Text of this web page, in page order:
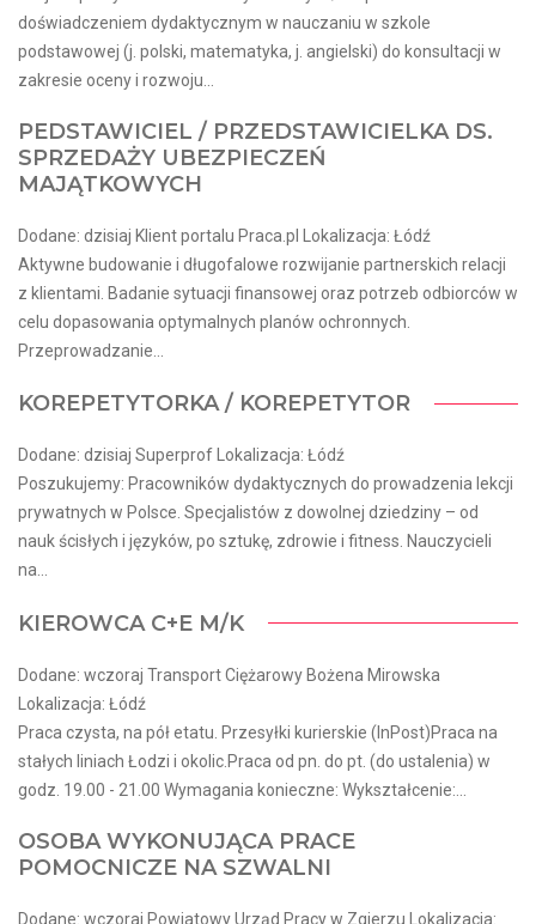
doświadczeniem dydaktycznym w nauczaniu w szkole
podstawowej (j. polski, matematyka, j. angielski) do konsultacji w
zakresie oceny i rozwoju...
PEDSTAWICIEL / PRZEDSTAWICIELKA DS.
SPRZEDAŻY UBEZPIECZEŃ
MAJĄTKOWYCH
Dodane: dzisiaj Klient portalu Praca.pl Lokalizacja: Łódź
Aktywne budowanie i długofalowe rozwijanie partnerskich relacji
z klientami. Badanie sytuacji finansowej oraz potrzeb odbiorców w
celu dopasowania optymalnych planów ochronnych.
Przeprowadzanie...
KOREPETYTORKA / KOREPETYTOR
Dodane: dzisiaj Superprof Lokalizacja: Łódź
Poszukujemy: Pracowników dydaktycznych do prowadzenia lekcji
prywatnych w Polsce. Specjalistów z dowolnej dziedziny – od
nauk ścisłych i języków, po sztukę, zdrowie i fitness. Nauczycieli
na...
KIEROWCA C+E M/K
Dodane: wczoraj Transport Ciężarowy Bożena Mirowska
Lokalizacja: Łódź
Praca czysta, na pół etatu. Przesyłki kurierskie (InPost)Praca na
stałych liniach Łodzi i okolic.Praca od pn. do pt. (do ustalenia) w
godz. 19.00 - 21.00 Wymagania konieczne: Wykształcenie:...
OSOBA WYKONUJĄCA PRACE
POMOCNICZE NA SZWALNI
Dodane: wczoraj Powiatowy Urząd Pracy w Zgierzu Lokalizacja: